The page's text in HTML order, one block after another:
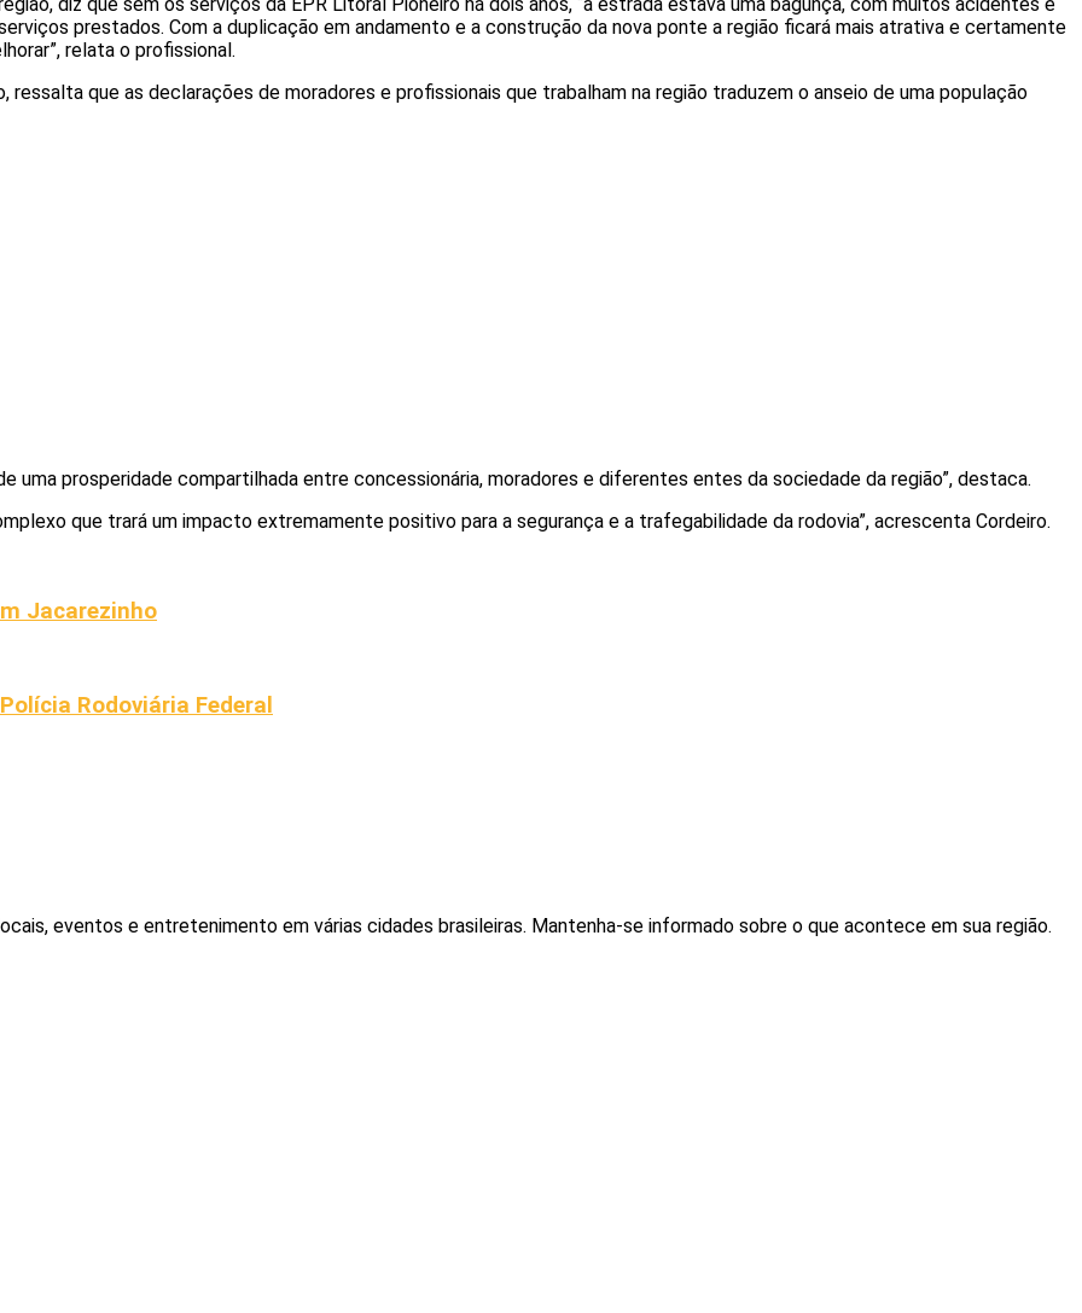
prestados. Com a duplicação em andamento e a construção da nova ponte a região ficará mais atrativa e certamente
relata o profissional.
ressalta que as declarações de moradores e profissionais que trabalham na região traduzem o anseio de uma população
uma prosperidade compartilhada entre concessionária, moradores e diferentes entes da sociedade da região”, destaca.
que trará um impacto extremamente positivo para a segurança e a trafegabilidade da rodovia”, acrescenta Cordeiro.
Jacarezinho
Rodoviária Federal
eventos e entretenimento em várias cidades brasileiras. Mantenha-se informado sobre o que acontece em sua região.